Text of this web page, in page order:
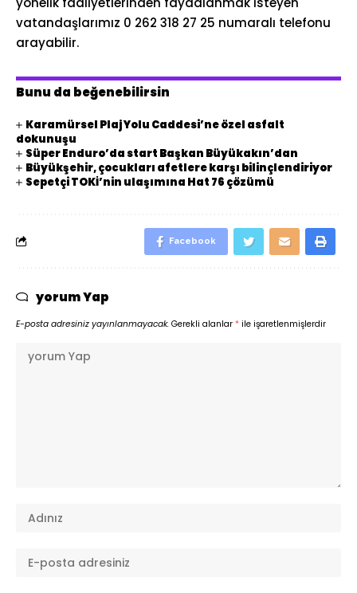
vatandaşlarımız 0 262 318 27 25 numaralı telefonu
arayabilir.
Bunu da beğenebilirsin
Karamürsel Plaj Yolu Caddesi’ne özel asfalt
dokunuşu
Süper Enduro’da start Başkan Büyükakın’dan
Büyükşehir, çocukları afetlere karşı bilinçlendiriyor
Sepetçi TOKİ’nin ulaşımına Hat 76 çözümü
Facebook
yorum Yap
E-posta adresiniz yayınlanmayacak. Gerekli alanlar * ile işaretlenmişlerdir